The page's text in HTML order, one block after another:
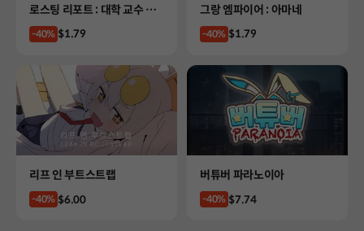
Product
로스팅 리포트 : 대학 교수 살
인사건
-40% Price
$1.79
Product
그랑 엠파이어 : 아마네
-40% Price
$1.79
Product
리프 인 부트스트랩
-40% Price
$6.00
Product
버튜버 파라노이아
-40% Price
$7.74